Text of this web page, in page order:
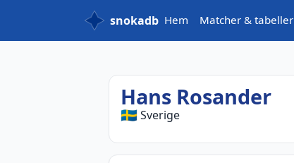
snokadb Hem Matcher & tabeller
Hans Rosander
🇸🇪Sverige